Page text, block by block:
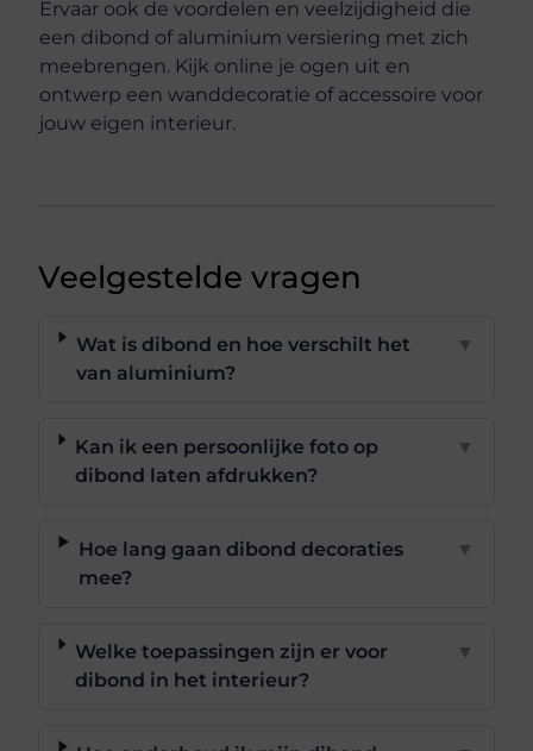
Ervaar ook de voordelen en veelzijdigheid die
een dibond of aluminium versiering met zich
meebrengen. Kijk online je ogen uit en
ontwerp een wanddecoratie of accessoire voor
jouw eigen interieur.
Veelgestelde vragen
Wat is dibond en hoe verschilt het
van aluminium?
▼
Kan ik een persoonlijke foto op
dibond laten afdrukken?
▼
Hoe lang gaan dibond decoraties
mee?
▼
Welke toepassingen zijn er voor
dibond in het interieur?
▼